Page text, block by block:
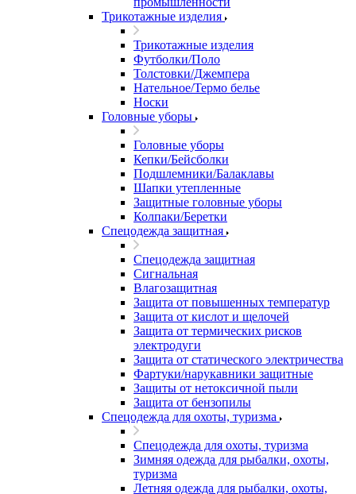
Трикотажные изделия
Трикотажные изделия
Футболки/Поло
Толстовки/Джемпера
Нательное/Термо белье
Носки
Головные уборы
Головные уборы
Кепки/Бейсболки
Подшлемники/Балаклавы
Шапки утепленные
Защитные головные уборы
Колпаки/Беретки
Спецодежда защитная
Спецодежда защитная
Сигнальная
Влагозащитная
Защита от повышенных температур
Защита от кислот и щелочей
Защита от термических рисков
электродуги
Защита от статического электричества
Фартуки/нарукавники защитные
Защиты от нетоксичной пыли
Защита от бензопилы
Спецодежда для охоты, туризма
Спецодежда для охоты, туризма
Зимняя одежда для рыбалки, охоты,
туризма
Летняя одежда для рыбалки, охоты,